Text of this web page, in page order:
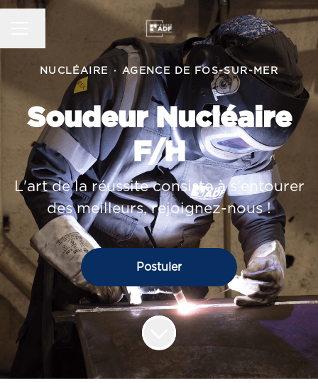
Changer la langue
NUCLÉAIRE · AGENCE DE FOS-SUR-MER
Soudeur Nucléaire
F/H
L'art de la réussite consiste à s'entourer
des meilleurs, rejoignez-nous !
Postuler